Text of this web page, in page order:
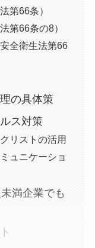
第66条）
第66条の8）
全衛生法第66
の具体策
ス対策
リストの活用
ュニケーショ
満企業でも